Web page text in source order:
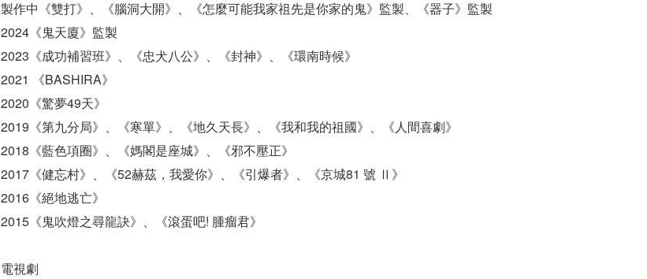
製作中《雙打》、《腦洞大開》、《怎麼可能我家祖先是你家的鬼》監製、《器子》監製
2024《鬼天廈》監製
2023《成功補習班》、《忠犬八公》、《封神》、《環南時候》
2021 《BASHIRA》
2020《驚夢49天》
2019《第九分局》、《寒單》、《地久天長》、《我和我的祖國》、《人間喜劇》
2018《藍色項圈》、《媽閣是座城》、《邪不壓正》
2017《健忘村》、《52赫茲，我愛你》、《引爆者》、《京城81 號 Ⅱ》
2016《絕地逃亡》
2015《鬼吹燈之尋龍訣》、《滾蛋吧! 腫瘤君》
電視劇